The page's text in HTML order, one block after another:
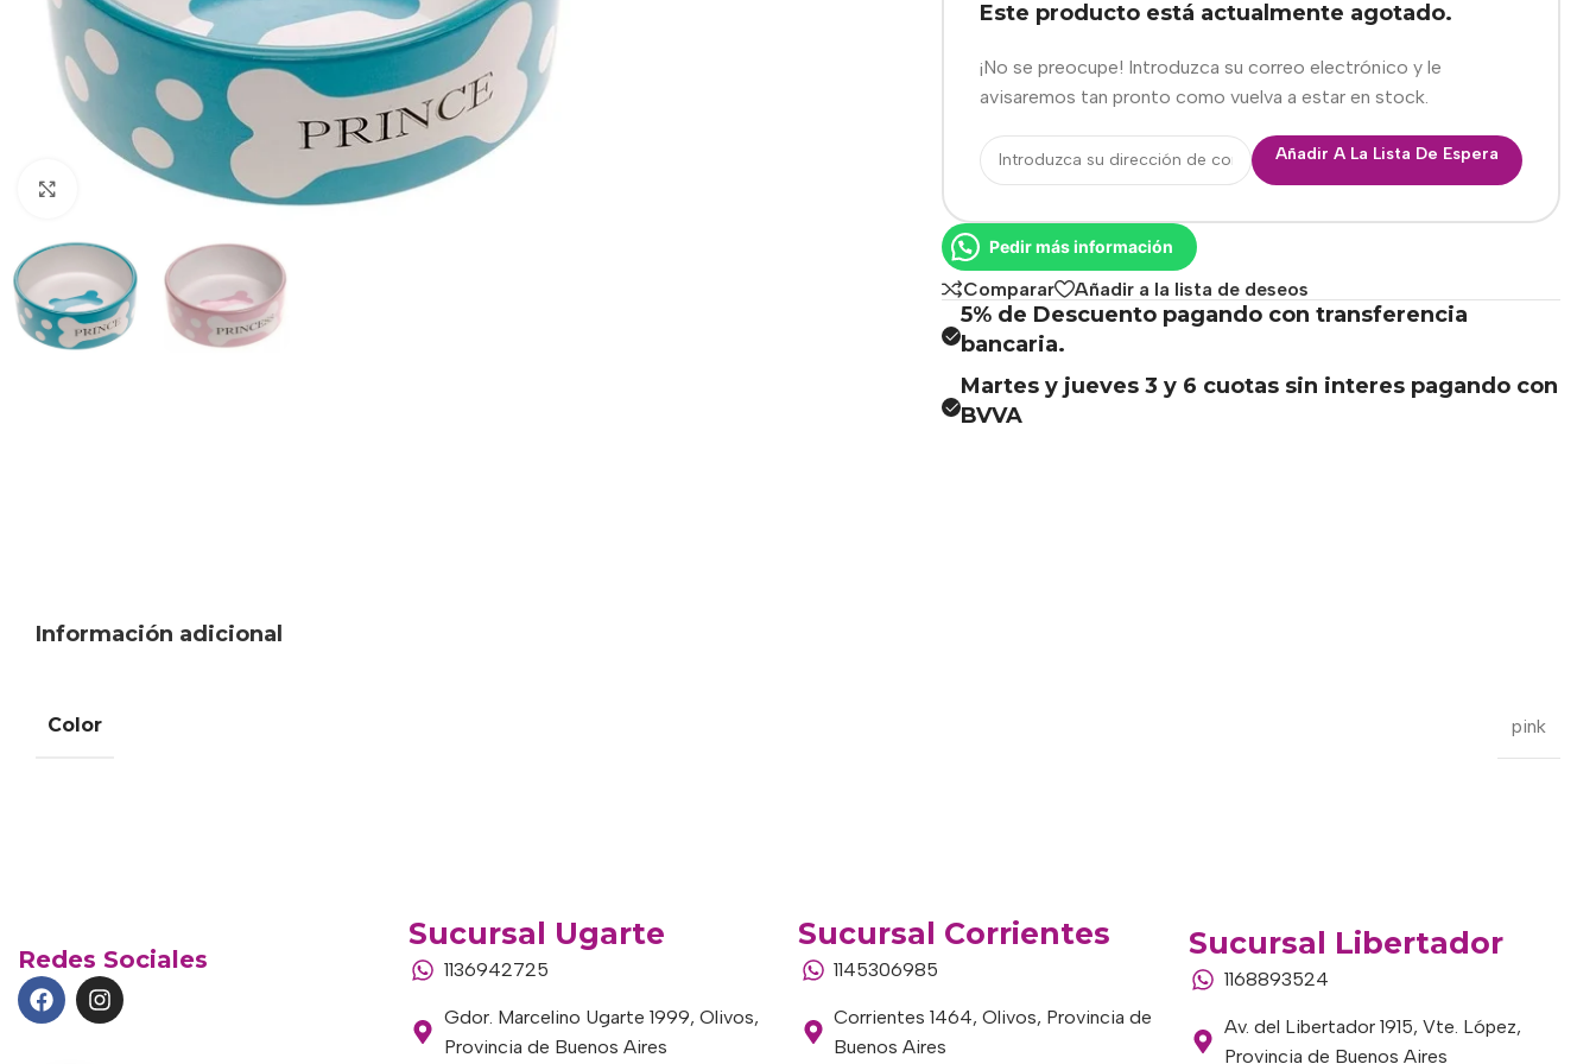
Haga clic para ampliar
Este producto está actualmente agotado.
¡No se preocupe! Introduzca su correo electrónico y le
avisaremos tan pronto como vuelva a estar en stock.
Añadir A La Lista De Espera
Pedir más información
Comparar Añadir a la lista de deseos
5% de Descuento pagando con transferencia
bancaria.
Martes y jueves 3 y 6 cuotas sin interes pagando con
BVVA
Información adicional
Color pink
Redes Sociales
Sucursal Ugarte
1136942725
Gdor. Marcelino Ugarte 1999, Olivos,
Provincia de Buenos Aires
Sucursal Corrientes
1145306985
Corrientes 1464, Olivos, Provincia de
Buenos Aires
Sucursal Libertador
1168893524
Av. del Libertador 1915, Vte. López,
Provincia de Buenos Aires